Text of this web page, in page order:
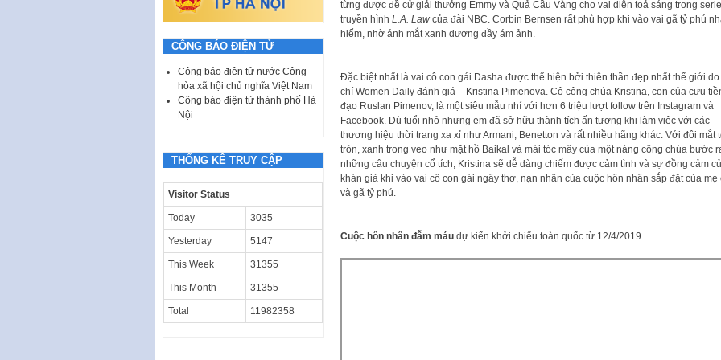
từng được đề cử giải thưởng Emmy và Quả Cầu Vàng cho vai diễn toả sáng trong
truyền hình L.A. Lawcủa đài NBC. Corbin Bernsen rất phù hợp khi vào vai gã tỷ phú
hiểm, nhờ ánh mắt xanh dương đầy ám ảnh.
Đặc biệt nhất là vai cô con gái Dasha được thể hiện bởi thiên thần đẹp nhất thế giới do
chí Women Daily đánh giá – Kristina Pimenova. Cô công chúa Kristina, con của cựu
đạo Ruslan Pimenov, là một siêu mẫu nhí với hơn 6 triệu lượt follow trên Instagram và
Facebook. Dù tuổi nhỏ nhưng em đã sở hữu thành tích ấn tượng khi làm việc với các
thương hiệu thời trang xa xỉ như Armani, Benetton và rất nhiều hãng khác. Với đôi mắt
tròn, xanh trong veo như mặt hồ Baikal và mái tóc mây của một nàng công chúa bước
những câu chuyện cổ tích, Kristina sẽ dễ dàng chiếm được cảm tình và sự đồng cảm
khán giả khi vào vai cô con gái ngây thơ, nạn nhân của cuộc hôn nhân sắp đặt của mẹ
và gã tỷ phú.
Cuộc hôn nhân đẫm máudự kiến khởi chiếu toàn quốc từ 12/4/2019.
CÔNG BÁO ĐIỆN TỬ
Công báo điện tử nước Cộng
hòa xã hội chủ nghĩa Việt Nam
Công báo điện tử thành phố Hà
Nội
THỐNG KÊ TRUY CẬP
Visitor Status
Today 3035
Yesterday 5147
This Week 31355
This Month 31355
Total 11982358